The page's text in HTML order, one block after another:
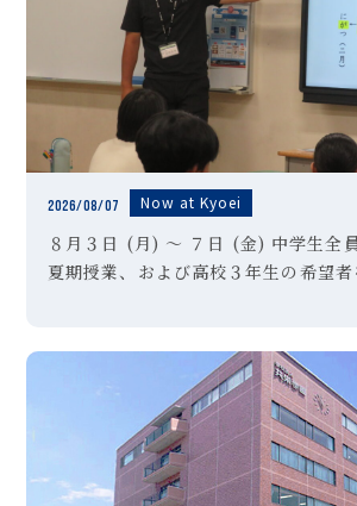
2026/08/07 Now at Kyoei
８月３日 (月) ～ ７日 (金) 中学生全
夏期授業、および高校３年生の希望
に負けずに懸命に授 […]